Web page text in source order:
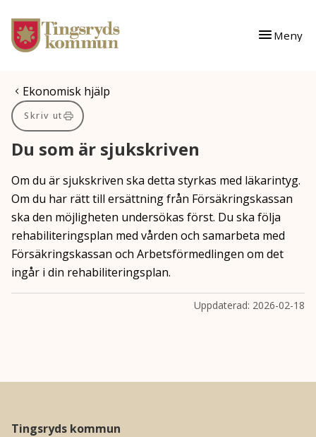
Gå till innehåll
Gå till huvudmeny
Meny
Du är här:
Ekonomisk hjälp
Skriv ut
Du som är sjukskriven
Om du är sjukskriven ska detta styrkas med läkarintyg.
Om du har rätt till ersättning från Försäkringskassan
ska den möjligheten undersökas först. Du ska följa
rehabiliteringsplan med vården och samarbeta med
Försäkringskassan och Arbetsförmedlingen om det
ingår i din rehabiliteringsplan.
Uppdaterad: 2026-02-18
Tingsryds kommun